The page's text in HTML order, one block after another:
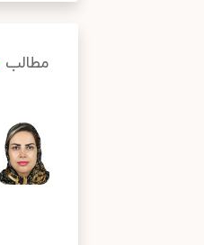
مطالب